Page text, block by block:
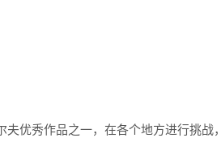
优秀作品之一，在各个地方进行挑战，